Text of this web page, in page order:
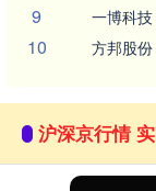
9 一博科技
10 方邦股份
沪深京行情